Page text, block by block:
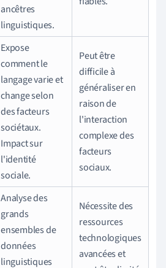
ancêtres
linguistiques.
Expose
comment le
langage varie et
change selon
des facteurs
sociétaux.
Impact sur
l'identité
sociale.
Peut être
difficile à
généraliser en
raison de
l'interaction
complexe des
facteurs
sociaux.
Analyse des
grands
ensembles de
données
linguistiques
Nécessite des
ressources
technologiques
avancées et